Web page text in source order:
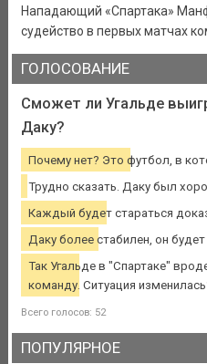
Нападающий «Спартака»
судейство в первых матчах
ГОЛОСОВАНИЕ
Сможет ли Угальде
Даку?
Почему нет? Это футбол, в
Трудно сказать. Даку был
Каждый будет стараться
Даку более стабилен, он
Так Угальде в "Спартаке"
команду. Ситуация
Всего голосов: 52
ПОПУЛЯРНОЕ